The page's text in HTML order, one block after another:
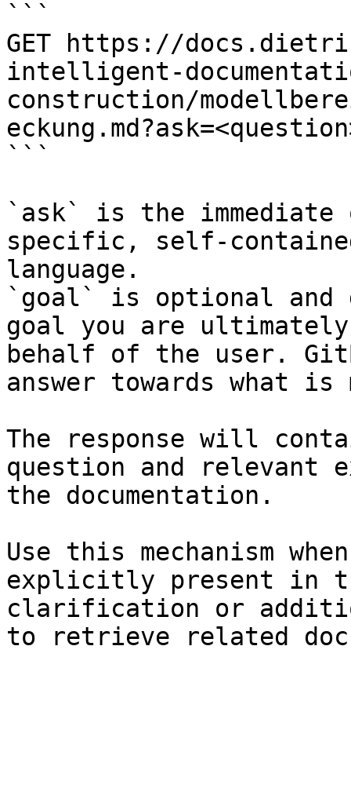
```
GET https://
intelligent-
construction/
```
`ask` is the
specific, self-
language.
`goal` is optional and
goal you are
behalf of the user.
answer towards what
The response will
question and relevant
the documentation.
Use this mechanism
explicitly present in
clarification or